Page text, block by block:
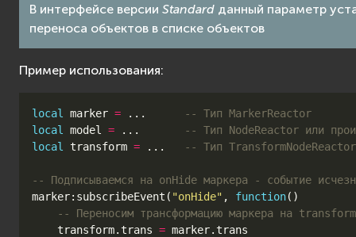
В интерфейсе версии Standard данный параметр
переноса объектов в списке объектов
Пример использования:
local marker = ...
-- Тип MarkerReactor
local
model = ...
-- Тип NodeReactor или
local
transform = ... -- Тип TransformNodeReactor
-- Подписываемся на onHide маркера - событие
marker: subscribeEvent ( "onHide" , function()
-- Переносим трансформацию маркера на transform
transform. trans = marker. trans